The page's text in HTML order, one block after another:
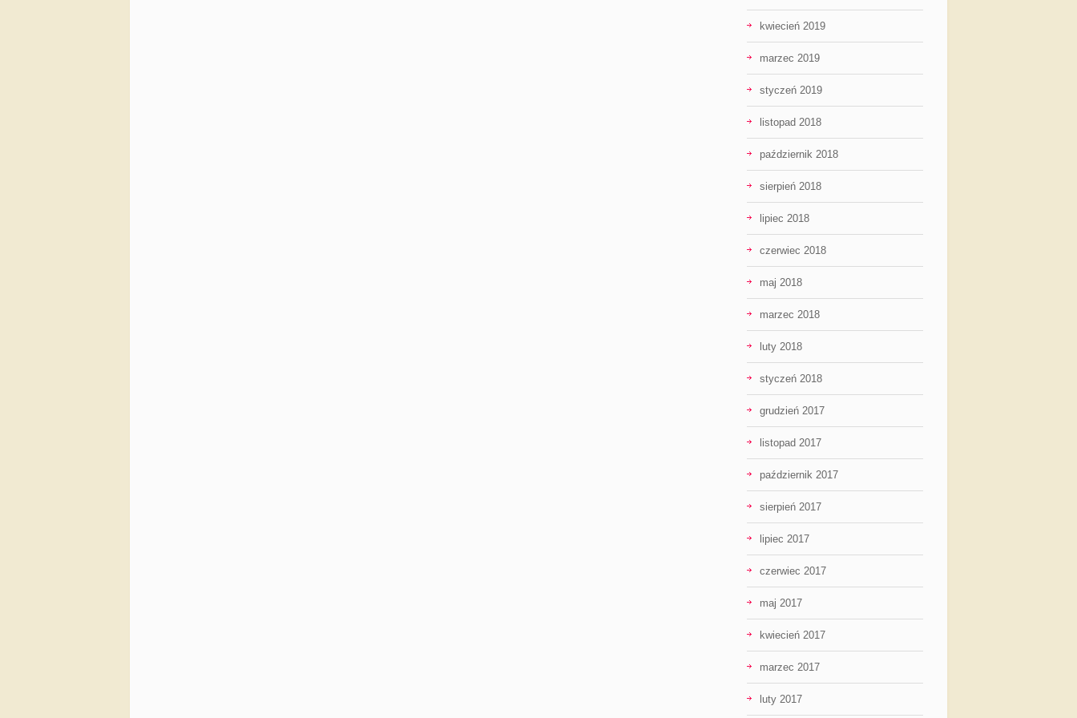
kwiecień 2019
marzec 2019
styczeń 2019
listopad 2018
październik 2018
sierpień 2018
lipiec 2018
czerwiec 2018
maj 2018
marzec 2018
luty 2018
styczeń 2018
grudzień 2017
listopad 2017
październik 2017
sierpień 2017
lipiec 2017
czerwiec 2017
maj 2017
kwiecień 2017
marzec 2017
luty 2017